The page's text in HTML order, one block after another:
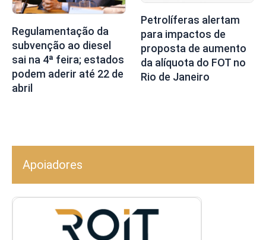
Regulamentação da
subvenção ao diesel
sai na 4ª feira; estados
podem aderir até 22 de
abril
Petrolíferas alertam
para impactos de
proposta de aumento
da alíquota do FOT no
Rio de Janeiro
Apoiadores